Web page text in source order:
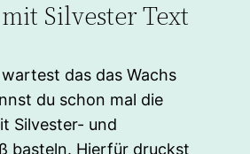
Silvester Text
das das Wachs
du schon mal die
Silvester- und
basteln. Hierfür druckst